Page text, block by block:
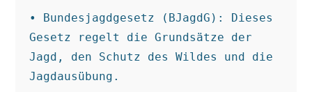
• Bundesjagdgesetz (BJagdG): Dieses
Gesetz regelt die Grundsätze der
Jagd, den Schutz des Wildes und die
Jagdausübung.